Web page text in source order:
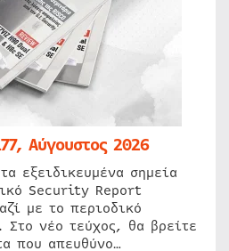
Αύγουστος 2026
εξειδικευμένα σημεία
Security Report
με το περιοδικό
Στο νέο τεύχος, θα βρείτε
που απευθύνο…